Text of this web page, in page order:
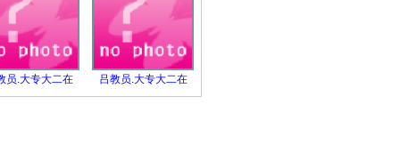
员.大专大二在 吕教员.大专大二在